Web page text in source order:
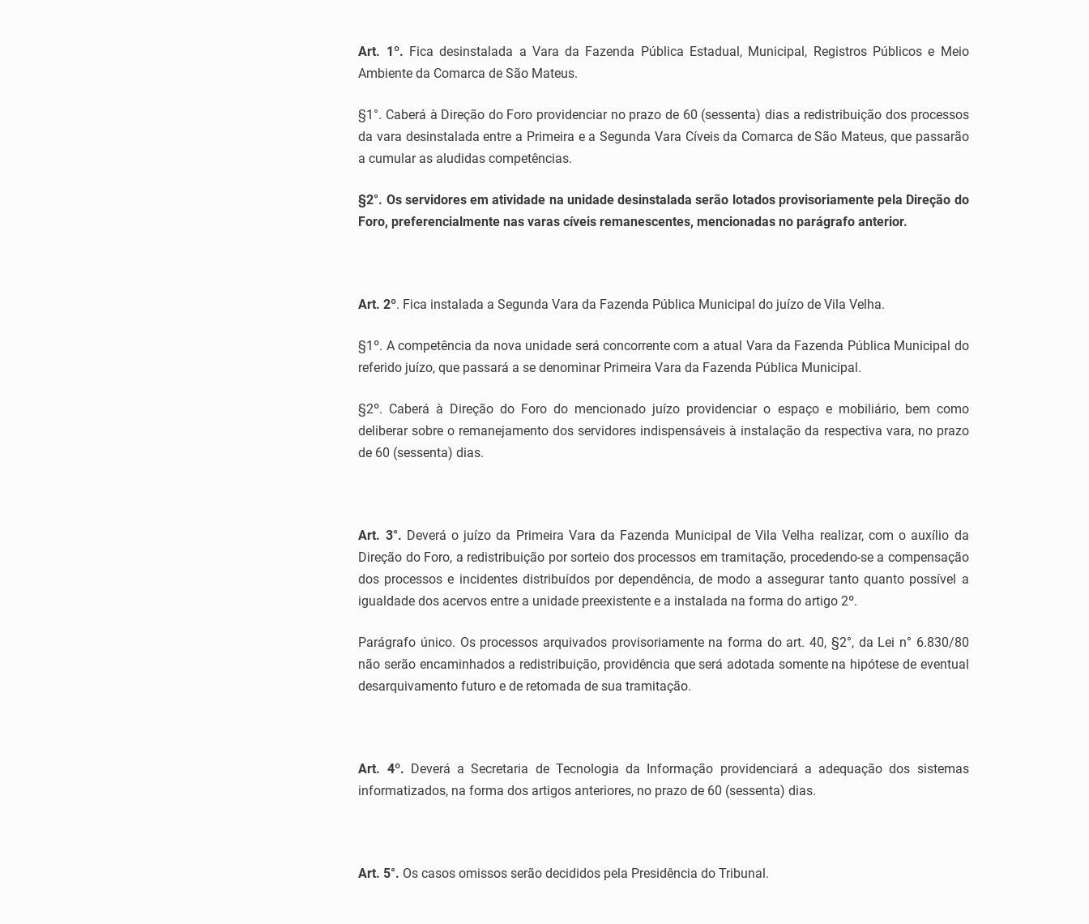
Art. 1º. Fica desinstalada a Vara da Fazenda Pública Estadual, Municipal, Registros Públicos e Meio
Ambiente da Comarca de São Mateus.
§1°. Caberá à Direção do Foro providenciar no prazo de 60 (sessenta) dias a redistribuição dos processos
da vara desinstalada entre a Primeira e a Segunda Vara Cíveis da Comarca de São Mateus, que passarão
a cumular as aludidas competências.
§2°. Os servidores em atividade na unidade desinstalada serão lotados provisoriamente pela Direção do
Foro, preferencialmente nas varas cíveis remanescentes, mencionadas no parágrafo anterior.
Art.2º. Fica instalada a Segunda Vara da Fazenda Pública Municipal do juízo de Vila Velha.
§1º. A competência da nova unidade será concorrente com a atual Vara da Fazenda Pública Municipal do
referido juízo, que passará a se denominar Primeira Vara da Fazenda Pública Municipal.
§2º. Caberá à Direção do Foro do mencionado juízo providenciar o espaço e mobiliário, bem como
deliberar sobre o remanejamento dos servidores indispensáveis à instalação da respectiva vara, no prazo
de 60 (sessenta) dias.
Art. 3°. Deverá o juízo da Primeira Vara da Fazenda Municipal de Vila Velha realizar, com o auxílio da
Direção do Foro, a redistribuição por sorteio dos processos em tramitação, procedendo-se a compensação
dos processos e incidentes distribuídos por dependência, de modo a assegurar tanto quanto possível a
igualdade dos acervos entre a unidade preexistente e a instalada na forma do artigo 2º.
Parágrafo único. Os processos arquivados provisoriamente na forma do art. 40, §2°, da Lei n° 6.830/80
não serão encaminhados a redistribuição, providência que será adotada somente na hipótese de eventual
desarquivamento futuro e de retomada de sua tramitação.
Art. 4º. Deverá a Secretaria de Tecnologia da Informação providenciará a adequação dos sistemas
informatizados, na forma dos artigos anteriores, no prazo de 60 (sessenta) dias.
Art. 5°. Os casos omissos serão decididos pela Presidência do Tribunal.